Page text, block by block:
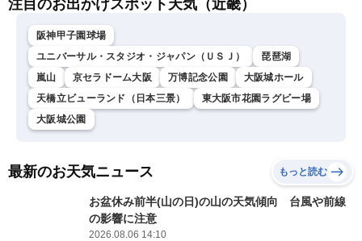
注目のお出かけスポット天気（近畿）
阪神甲子園球場
ユニバーサル・スタジオ・ジャパン（ＵＳＪ）
琵琶湖
嵐山
京セラドーム大阪 万博記念公園
大阪城ホール
天橋立ビューランド（日本三景）
東大阪市花園ラグビー場
大阪城公園
最新のお天気ニュース もっと読む
お盆休み前半(山の日)の山の天気傾向 台風や前線
の影響に注意
2026.08.06 14:10